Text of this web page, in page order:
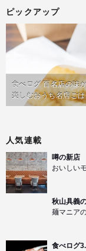
ピックアップ
食べログ 百名店の味
楽しむおうち名店ご
人気連載
噂の新店
おいしい
秋山具義
麺マニア
食べログ